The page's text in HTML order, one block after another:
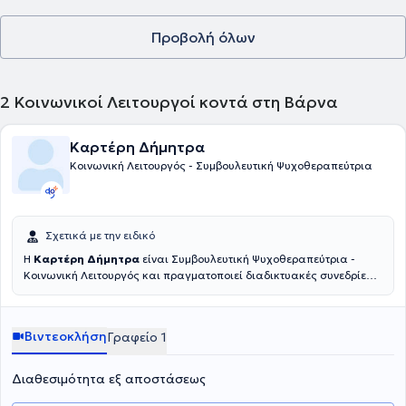
Προβολή όλων
2 Κοινωνικοί Λειτουργοί κοντά στη Βάρνα
Καρτέρη Δήμητρα
Κοινωνική Λειτουργός - Συμβουλευτική Ψυχοθεραπεύτρια
Σχετικά με την ειδικό
Η Καρτέρη Δήμητρα είναι Συμβουλευτική Ψυχοθεραπεύτρια -
Κοινωνική Λειτουργός και πραγματοποιεί διαδικτυακές συνεδρίες.
Εκπαιδευτικό Ίδρυμα Πάτρας, έλαβε παράλληλα άδεια ασκήσεως
στην Εταιρία Ομαδικής και Οικογενειακής Ψυχοθεραπείας με
αντικείμενο την Ομαδική και Οικογενειακή Ψυχοθεραπεία καθώς
και τη Θεραπεία Ζεύγους. Επιπλέον, έχει ολοκληρώσει το
πρόγραμμα του Ψυχιατρικού Νοσοκομείου Αττικής (ΨΝΑ) του 18
ΒιντεοκλήσηΓραφείο 1
Διαθεσιμότητα εξ αποστάσεως